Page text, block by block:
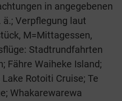
in angegebenen
Verpflegung laut
M=Mittagessen,
Stadtrundfahrten
Fähre Waiheke Island;
Rotoiti Cruise; Te
Whakarewarewa